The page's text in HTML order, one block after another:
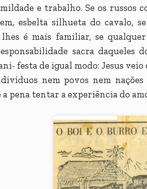
e trabalho. Se os russos
esbelta silhueta do cavalo,
é mais familiar, se
sacra daqueles
festa de igual modo: Jesus
nem povos nem
a pena tentar a experiência do